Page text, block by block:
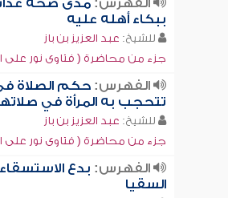
الفهرس:مدى صحة
ببكاء أهله عليه
للشيخ: عبد العزيز بن باز
جزء من محاضرة ( فتاوى نور على
الفهرس:حكم الصلاة
تتحجب به المرأة في
للشيخ: عبد العزيز بن باز
جزء من محاضرة ( فتاوى نور على
الفهرس: بدع
السقيا